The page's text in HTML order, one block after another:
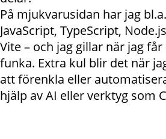
På mjukvarusidan har jag
JavaScript, TypeScript,
Vite – och jag gillar när jag
funka. Extra kul blir det när
att förenkla eller
hjälp av AI eller verktyg som